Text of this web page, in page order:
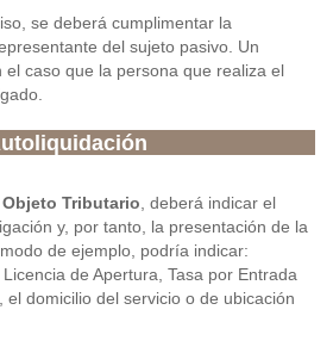
se deberá cumplimentar la
del sujeto pasivo. Un
caso que la persona que realiza el
Objeto Tributario , deberá indicar el
y, por tanto, la presentación de la
de ejemplo, podría indicar:
de Apertura, Tasa por Entrada
el domicilio del servicio o de ubicación